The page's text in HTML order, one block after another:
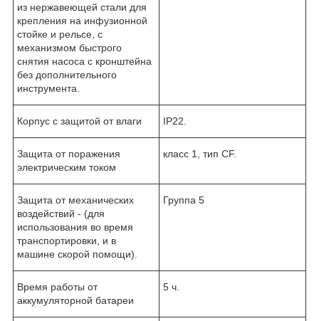
из нержавеющей стали для
крепления на инфузионной
стойке и рельсе, с
механизмом быстрого
снятия насоса с кронштейна
без дополнительного
инструмента.
Корпус с защитой от влаги IP22.
Защита от поражения
электрическим током
класс 1, тип CF.
Защита от механических
воздействий - (для
использования во время
транспортировки, и в
машине скорой помощи).
Группа 5
Время работы от
аккумуляторной батареи
5 ч.